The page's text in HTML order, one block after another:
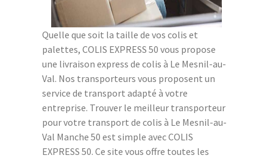
Quelle que soit la taille de vos colis et
palettes, COLIS EXPRESS 50 vous propose
une livraison express de colis à Le Mesnil-au-
Val. Nos transporteurs vous proposent un
service de transport adapté à votre
entreprise. Trouver le meilleur transporteur
pour votre transport de colis à Le Mesnil-au-
Val Manche 50 est simple avec COLIS
EXPRESS 50. Ce site vous offre toutes les